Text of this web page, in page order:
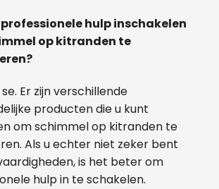
hulp inschakelen
op kitranden te
Er zijn verschillende
producten die u kunt
om schimmel op kitranden te
Als u echter niet zeker bent
is het beter om
hulp in te schakelen.